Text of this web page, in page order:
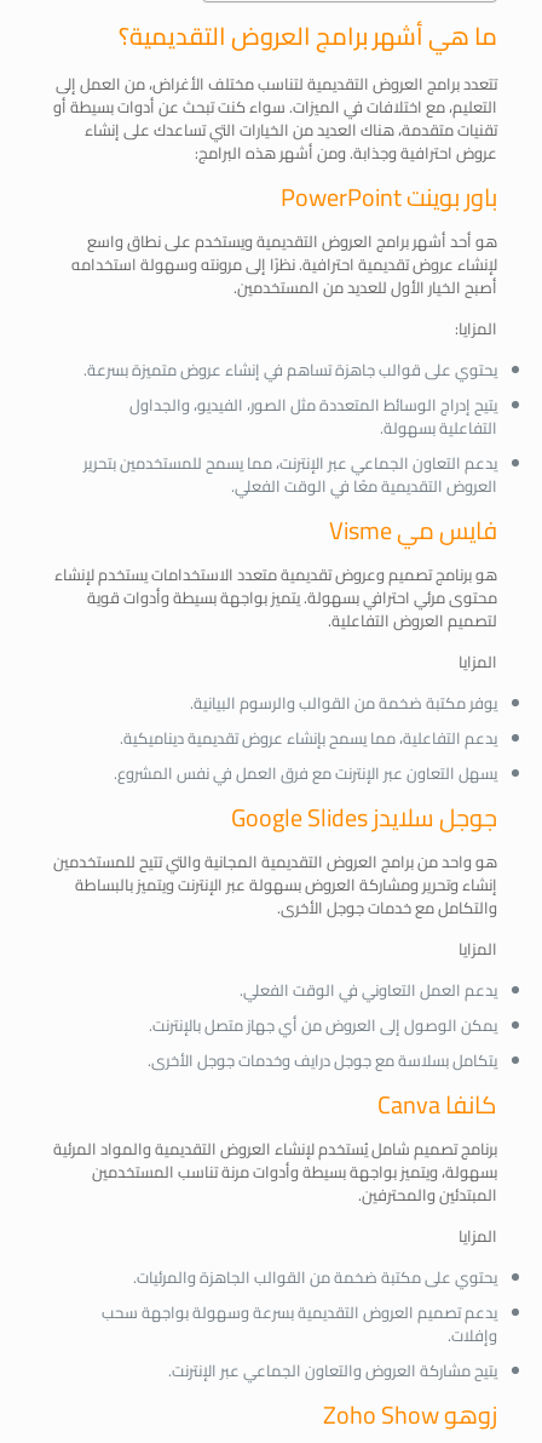
ما هي أشهر برامج العروض التقديمية؟
تتعدد برامج العروض التقديمية لتناسب مختلف الأغراض، من العمل إلى
التعليم، مع اختلافات في الميزات. سواء كنت تبحث عن أدوات بسيطة أو
تقنيات متقدمة، هناك العديد من الخيارات التي تساعدك على إنشاء
عروض احترافية وجذابة. ومن أشهر هذه البرامج:
باور بوينت PowerPoint
هو أحد أشهر برامج العروض التقديمية ويستخدم على نطاق واسع
لإنشاء عروض تقديمية احترافية. نظرًا إلى مرونته وسهولة استخدامه
أصبح الخيار الأول للعديد من المستخدمين.
المزايا:
يحتوي على قوالب جاهزة تساهم في إنشاء عروض متميزة بسرعة.
يتيح إدراج الوسائط المتعددة مثل الصور، الفيديو، والجداول
التفاعلية بسهولة.
يدعم التعاون الجماعي عبر الإنترنت، مما يسمح للمستخدمين بتحرير
العروض التقديمية معًا في الوقت الفعلي.
فايس مي Visme
هو برنامج تصميم وعروض تقديمية متعدد الاستخدامات يستخدم لإنشاء
محتوى مرئي احترافي بسهولة. يتميز بواجهة بسيطة وأدوات قوية
لتصميم العروض التفاعلية.
المزايا
يوفر مكتبة ضخمة من القوالب والرسوم البيانية.
يدعم التفاعلية، مما يسمح بإنشاء عروض تقديمية ديناميكية.
يسهل التعاون عبر الإنترنت مع فرق العمل في نفس المشروع.
جوجل سلايدز Google Slides
هو واحد من برامج العروض التقديمية المجانية والتي تتيح للمستخدمين
إنشاء وتحرير ومشاركة العروض بسهولة عبر الإنترنت ويتميز بالبساطة
والتكامل مع خدمات جوجل الأخرى.
المزايا
يدعم العمل التعاوني في الوقت الفعلي.
يمكن الوصول إلى العروض من أي جهاز متصل بالإنترنت.
يتكامل بسلاسة مع جوجل درايف وخدمات جوجل الأخرى.
كانفا Canva
برنامج تصميم شامل يُستخدم لإنشاء العروض التقديمية والمواد المرئية
بسهولة، ويتميز بواجهة بسيطة وأدوات مرنة تناسب المستخدمين
المبتدئين والمحترفين.
المزايا
يحتوي على مكتبة ضخمة من القوالب الجاهزة والمرئيات.
يدعم تصميم العروض التقديمية بسرعة وسهولة بواجهة سحب
وإفلات.
يتيح مشاركة العروض والتعاون الجماعي عبر الإنترنت.
زوهو Zoho Show